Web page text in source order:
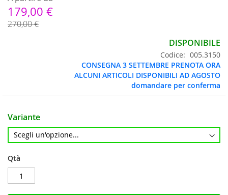
immagini
179,00 €
270,00 €
DISPONIBILE
Codice
005.3150
CONSEGNA 3 SETTEMBRE PRENOTA ORA
ALCUNI ARTICOLI DISPONIBILI AD AGOSTO
domandare per conferma
Variante
Qtà